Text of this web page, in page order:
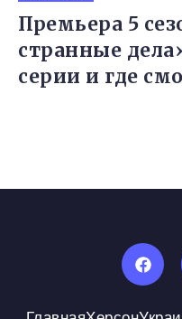
Премьера 5
странные
серии и где